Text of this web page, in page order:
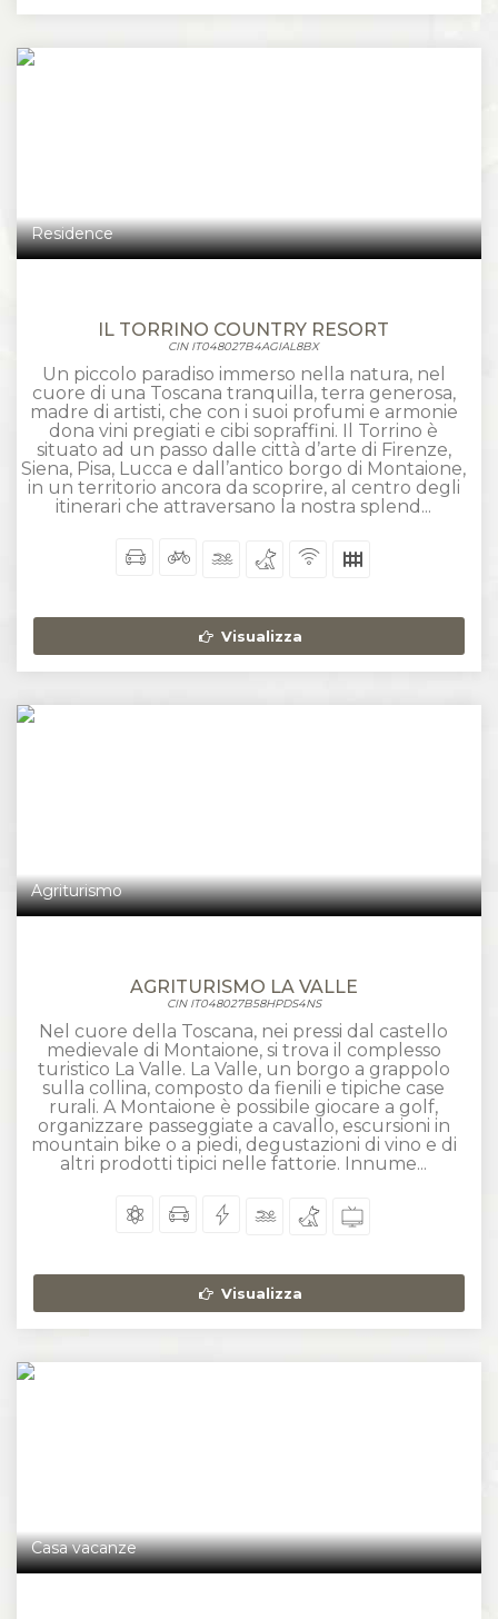
Residence
IL TORRINO COUNTRY RESORT
CIN IT048027B4AGIAL8BX
Un piccolo paradiso immerso nella natura, nel
cuore di una Toscana tranquilla, terra generosa,
madre di artisti, che con i suoi profumi e armonie
dona vini pregiati e cibi sopraffini. Il Torrino è
situato ad un passo dalle città d’arte di Firenze,
Siena, Pisa, Lucca e dall’antico borgo di Montaione,
in un territorio ancora da scoprire, al centro degli
itinerari che attraversano la nostra splend...
Visualizza
Agriturismo
AGRITURISMO LA VALLE
CIN IT048027B58HPDS4NS
Nel cuore della Toscana, nei pressi dal castello
medievale di Montaione, si trova il complesso
turistico La Valle. La Valle, un borgo a grappolo
sulla collina, composto da fienili e tipiche case
rurali. A Montaione è possibile giocare a golf,
organizzare passeggiate a cavallo, escursioni in
mountain bike o a piedi, degustazioni di vino e di
altri prodotti tipici nelle fattorie. Innume...
Visualizza
Casa vacanze